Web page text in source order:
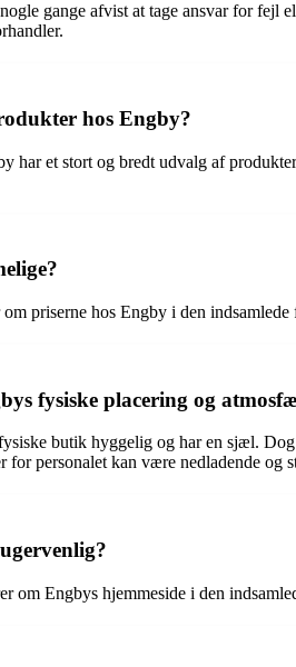
gange afvist at tage ansvar for fejl
hos Engby?
har et stort og bredt udvalg af
priserne hos Engby i den
fysiske placering og
butik hyggelig og har en sjæl.
for personalet kan være nedladende og
om Engbys hjemmeside i den